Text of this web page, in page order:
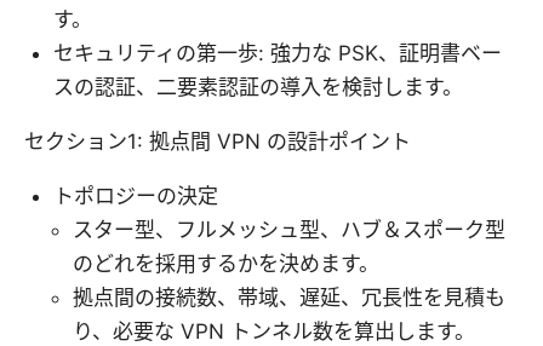
す。
セキュリティの第一歩: 強力な PSK、証明書ベー
スの認証、二要素認証の導入を検討します。
セクション1: 拠点間 VPN の設計ポイント
トポロジーの決定
スター型、フルメッシュ型、ハブ＆スポーク型
のどれを採用するかを決めます。
拠点間の接続数、帯域、遅延、冗長性を見積も
り、必要な VPN トンネル数を算出します。